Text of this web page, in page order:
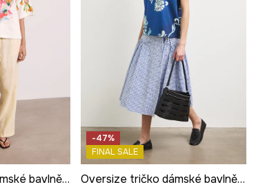
Oversize tričko dámské bavlněné z kolekce Kit Mizeres x Medicine
-47%
FINAL SALE
Oversize tričko dámské bavlněné s elastanem z kolekce Kit Mizeres x Medicine